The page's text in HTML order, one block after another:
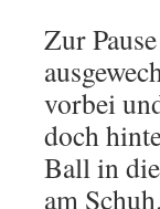
Zur
vorbei
doch
Ball in
am